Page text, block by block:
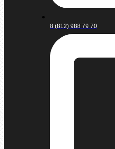
8 (812) 988 79 70